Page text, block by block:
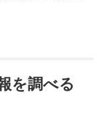
を調べる